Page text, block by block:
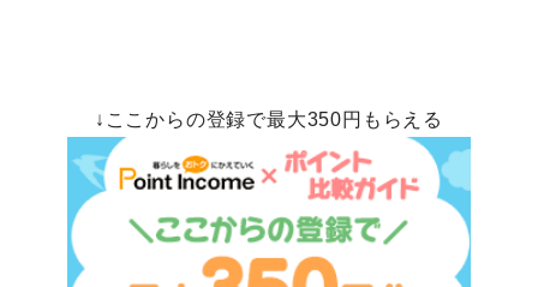
↓ここからの登録で最大350円もらえる